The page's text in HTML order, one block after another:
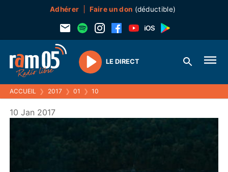
Adhérer Faire un don (déductible)
Play
LE DIRECT
ACCUEIL ❯ 2017 ❯ 01 ❯ 10
10 Jan 2017